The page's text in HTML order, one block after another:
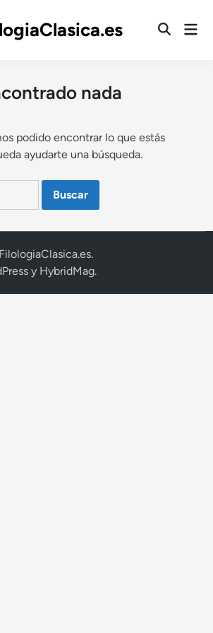
nada
podido encontrar lo que estás
ayudarte una búsqueda.
FilologiaClasica.es.
y HybridMag.